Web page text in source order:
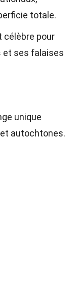
totale.
célèbre pour
et ses falaises
unique
autochtones.